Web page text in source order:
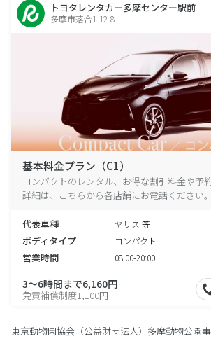
トヨタレンタカー多摩センター駅前
多摩市落合1-12-8
基本料金プラン（C1）
コンパクトのレンタル、お得な割引料金や予
詳細は、こちらから各店舗にお電話ください。
代表車種 ヤリス 等
ボディタイプ コンパクト
営業時間 08:00-20:00
3～6時間まで6,160円
免責補償制度1,100円
東京動物園協会（公益財団法人）多摩動物公園